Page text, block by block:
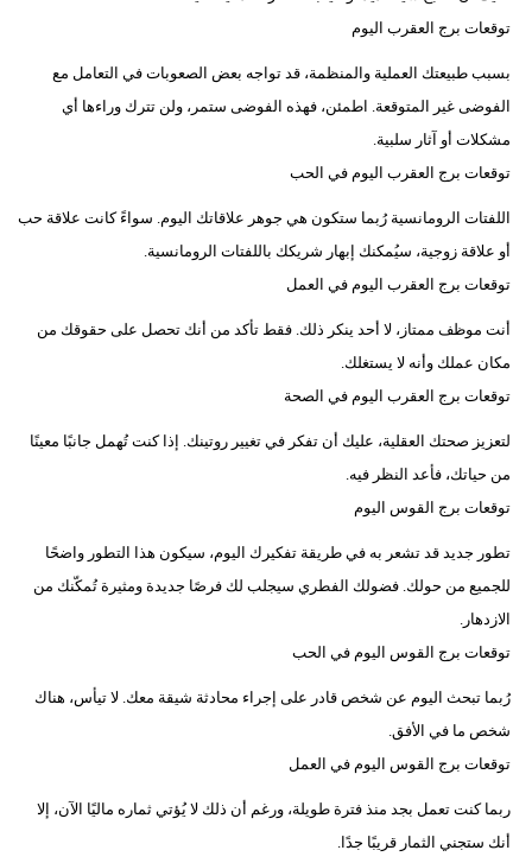
توقعات برج العقرب اليوم
بسبب طبيعتك العملية والمنظمة، قد تواجه بعض الصعوبات في التعامل مع
الفوضى غير المتوقعة. اطمئن، فهذه الفوضى ستمر، ولن تترك وراءها أي
مشكلات أو آثار سلبية.
توقعات برج العقرب اليوم في الحب
اللفتات الرومانسية رُبما ستكون هي جوهر علاقاتك اليوم. سواءً كانت علاقة حب
أو علاقة زوجية، سيُمكنك إبهار شريكك باللفتات الرومانسية.
توقعات برج العقرب اليوم في العمل
أنت موظف ممتاز، لا أحد ينكر ذلك. فقط تأكد من أنك تحصل على حقوقك من
مكان عملك وأنه لا يستغلك.
توقعات برج العقرب اليوم في الصحة
لتعزيز صحتك العقلية، عليك أن ​​تفكر في تغيير روتينك. إذا كنت تُهمل جانبًا معينًا
من حياتك، فأعد النظر فيه.
توقعات برج القوس اليوم
تطور جديد قد تشعر به في طريقة تفكيرك اليوم، سيكون هذا التطور واضحًا
للجميع من حولك. فضولك الفطري سيجلب لك فرصًا جديدة ومثيرة تُمكّنك من
الازدهار.
توقعات برج القوس اليوم في الحب
رُبما تبحث اليوم عن شخص قادر على إجراء محادثة شيقة معك. لا تيأس، هناك
شخص ما في الأفق.
توقعات برج القوس اليوم في العمل
ربما كنت تعمل بجد منذ فترة طويلة، ورغم أن ذلك لا يُؤتي ثماره ماليًا الآن، إلا
أنك ستجني الثمار قريبًا جدًا.